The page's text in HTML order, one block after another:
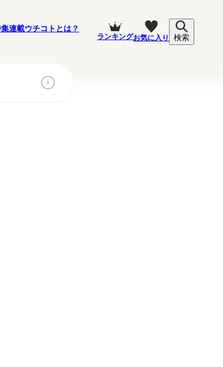
連載ウチコトとは？
ランキングお気に入り 検索